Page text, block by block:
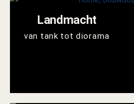
Landmacht
van tank tot diorama